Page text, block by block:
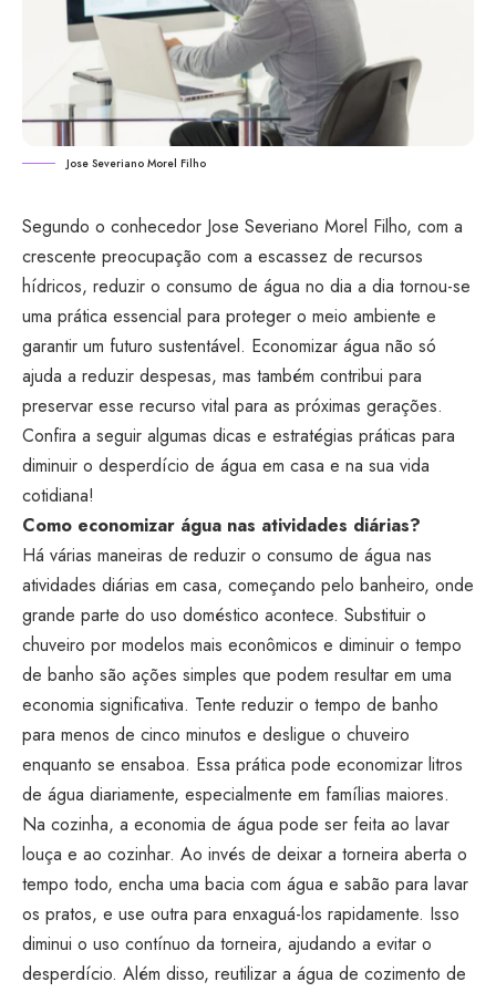
Jose Severiano Morel Filho
Segundo o conhecedor Jose Severiano Morel Filho, com a
crescente preocupação com a escassez de recursos
hídricos, reduzir o consumo de água no dia a dia tornou-se
uma prática essencial para proteger o meio ambiente e
garantir um futuro sustentável. Economizar água não só
ajuda a reduzir despesas, mas também contribui para
preservar esse recurso vital para as próximas gerações.
Confira a seguir algumas dicas e estratégias práticas para
diminuir o desperdício de água em casa e na sua vida
cotidiana!
Como economizar água nas atividades diárias?
Há várias maneiras de reduzir o consumo de água nas
atividades diárias em casa, começando pelo banheiro, onde
grande parte do uso doméstico acontece. Substituir o
chuveiro por modelos mais econômicos e diminuir o tempo
de banho são ações simples que podem resultar em uma
economia significativa. Tente reduzir o tempo de banho
para menos de cinco minutos e desligue o chuveiro
enquanto se ensaboa. Essa prática pode economizar litros
de água diariamente, especialmente em famílias maiores.
Na cozinha, a economia de água pode ser feita ao lavar
louça e ao cozinhar. Ao invés de deixar a torneira aberta o
tempo todo, encha uma bacia com água e sabão para lavar
os pratos, e use outra para enxaguá-los rapidamente. Isso
diminui o uso contínuo da torneira, ajudando a evitar o
desperdício. Além disso, reutilizar a água de cozimento de